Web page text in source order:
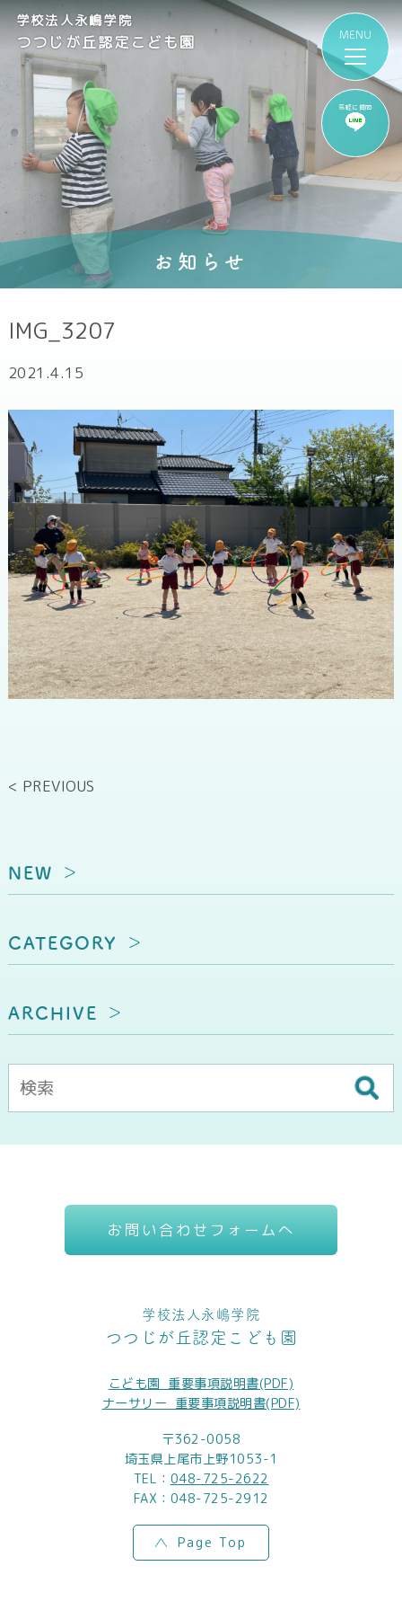
気軽に質問
学校法人永嶋学院
つつじが丘認定こども園
お知らせ
IMG_3207
2021.4.15
< PREVIOUS
NEW
CATEGORY
ARCHIVE
お問い合わせフォームへ
学校法人永嶋学院
つつじが丘認定こども園
こども園_重要事項説明書(PDF)
ナーサリー_重要事項説明書(PDF)
〒362-0058
埼玉県上尾市上野1053-1
TEL： 048-725-2622
FAX：048-725-2912
Page Top